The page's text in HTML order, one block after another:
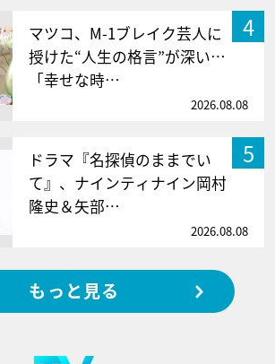
4
マツコ、M-1ブレイク芸人に
授けた“人生の格言”が深い…
「幸せな時…
2026.08.08
5
ドラマ『名探偵のままでい
て』、ナインティナイン岡村
隆史＆矢部…
2026.08.08
もっと見る